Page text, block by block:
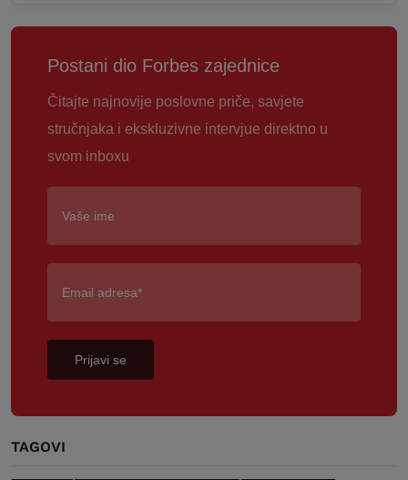
Postani dio Forbes zajednice
Čitajte najnovije poslovne priče, savjete
stručnjaka i ekskluzivne intervjue direktno u
svom inboxu
Prijavi se
TAGOVI